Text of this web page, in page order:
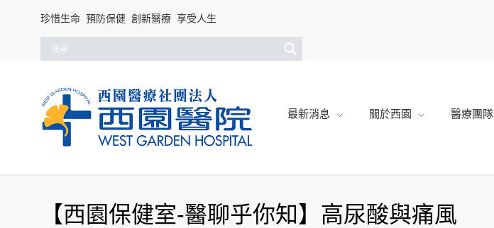
珍惜生命 預防保健 創新醫療 享受人生
最新消息 關於西園 醫療團隊
【西園保健室-醫聊乎你知】高尿酸與痛風